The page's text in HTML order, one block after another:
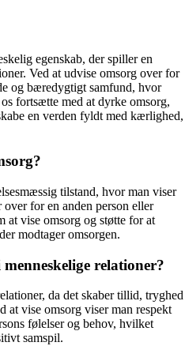
egenskab, der spiller en
Ved at udvise omsorg over for
og bæredygtigt samfund, hvor
fortsætte med at dyrke omsorg,
en verden fyldt med kærlighed,
tilstand, hvor man viser
for en anden person eller
at vise omsorg og støtte for at
modtager omsorgen.
relationer?
da det skaber tillid, tryghed
at vise omsorg viser man respekt
følelser og behov, hvilket
samspil.